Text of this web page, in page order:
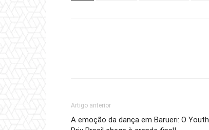
Artigo anterior
A emoção da dança em Barueri: O